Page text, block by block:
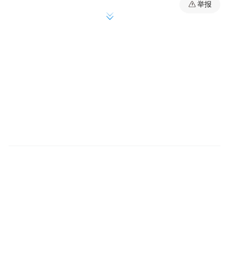
举报